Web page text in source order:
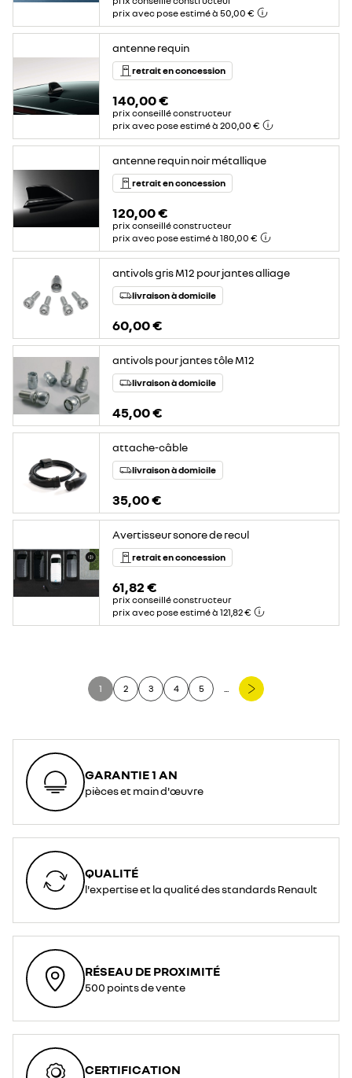
prix avec pose estimé à 50,00 €
antenne requin
retrait en concession
140,00 €
prix conseillé constructeur
prix avec pose estimé à 200,00 €
antenne requin noir métallique
retrait en concession
120,00 €
prix conseillé constructeur
prix avec pose estimé à 180,00 €
antivols gris M12 pour jantes alliage
livraison à domicile
60,00 €
antivols pour jantes tôle M12
livraison à domicile
45,00 €
attache-câble
livraison à domicile
35,00 €
Avertisseur sonore de recul
retrait en concession
61,82 €
prix conseillé constructeur
prix avec pose estimé à 121,82 €
1 2 3 4 5 ...
GARANTIE 1 AN
pièces et main d'œuvre
QUALITÉ
l'expertise et la qualité des standards Renault
RÉSEAU DE PROXIMITÉ
500 points de vente
CERTIFICATION